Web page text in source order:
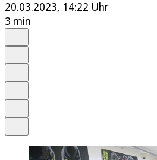
20.03.2023, 14:22 Uhr
3 min